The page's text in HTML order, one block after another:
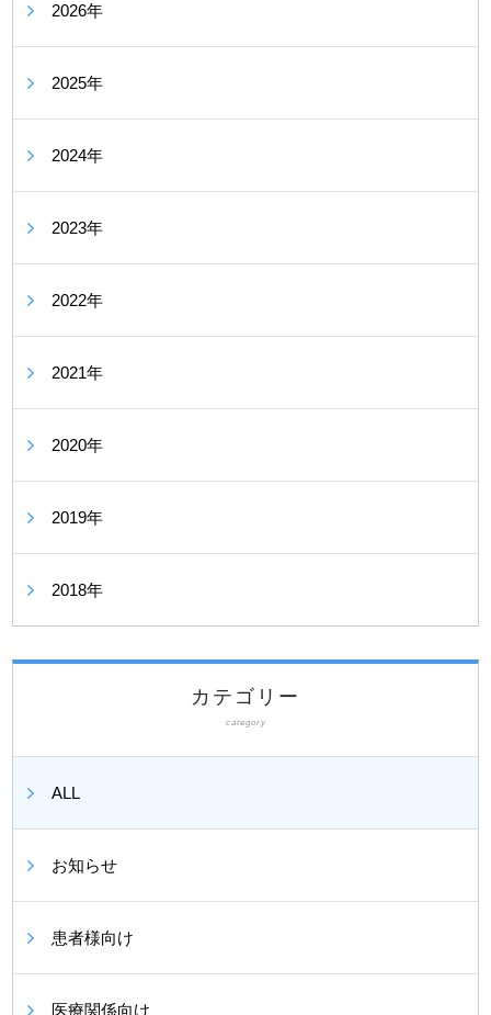
2026年
2025年
2024年
2023年
2022年
2021年
2020年
2019年
2018年
カテゴリー
category
ALL
お知らせ
患者様向け
医療関係向け